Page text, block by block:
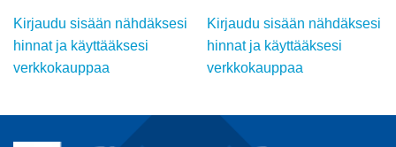
Kirjaudu sisään nähdäksesi
hinnat ja käyttääksesi
verkkokauppaa
Kirjaudu sisään nähdäksesi
hinnat ja käyttääksesi
verkkokauppaa